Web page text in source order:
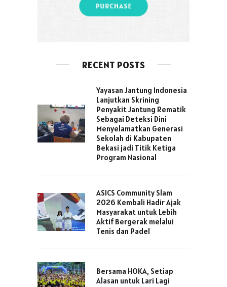
RECENT POSTS
Yayasan Jantung Indonesia
Lanjutkan Skrining
Penyakit Jantung Rematik
Sebagai Deteksi Dini
Menyelamatkan Generasi
Sekolah di Kabupaten
Bekasi jadi Titik Ketiga
Program Nasional
ASICS Community Slam
2026 Kembali Hadir Ajak
Masyarakat untuk Lebih
Aktif Bergerak melalui
Tenis dan Padel
Bersama HOKA, Setiap
Alasan untuk Lari Lagi